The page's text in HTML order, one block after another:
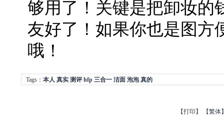
够用了！关键是把卸妆的
友好了！如果你也是图方
哦！
Tags： 本人 真实 测评 hfp 三合一 洁面 泡泡 真的
【打印 】 【繁体